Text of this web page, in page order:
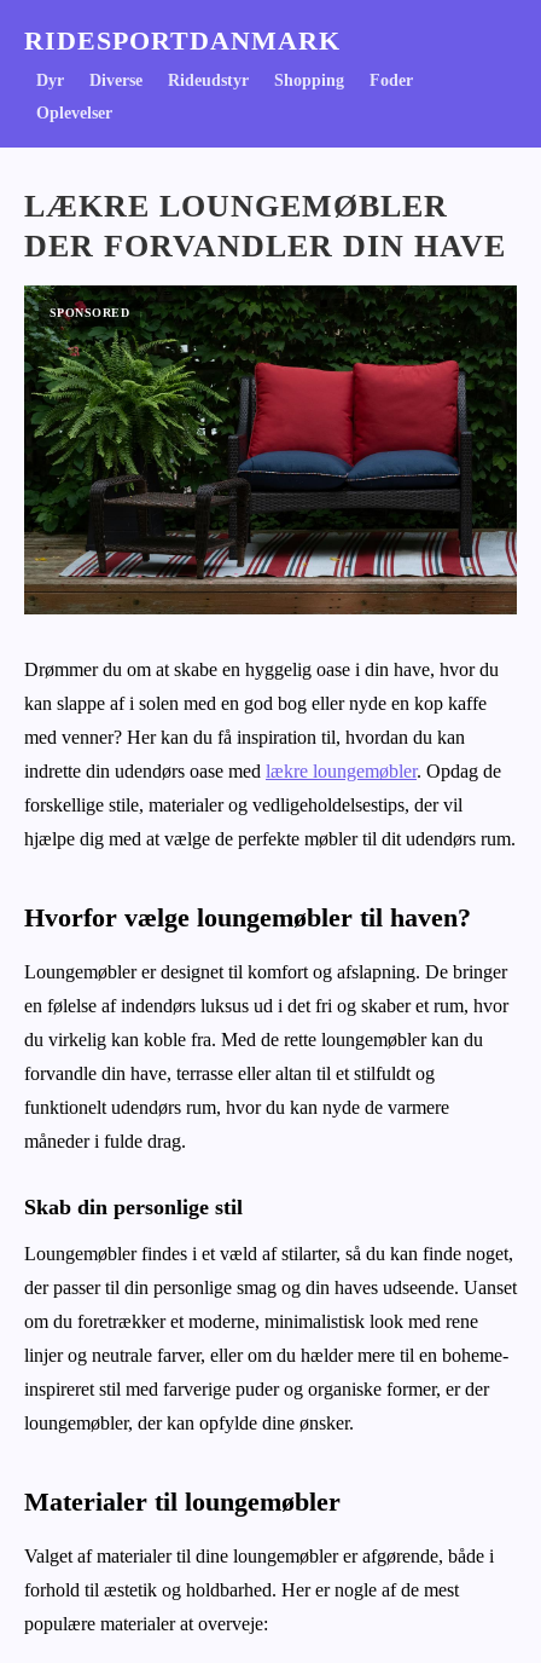
RIDESPORTDANMARK
Dyr Diverse Rideudstyr Shopping
Foder
Oplevelser
LÆKRE LOUNGEMØBLER
DER FORVANDLER DIN HAVE
Drømmer du om at skabe en hyggelig oase i din have, hvor du
kan slappe af i solen med en god bog eller nyde en kop kaffe
med venner? Her kan du få inspiration til, hvordan du kan
indrette din udendørs oase med lækre loungemøbler. Opdag de
forskellige stile, materialer og vedligeholdelsestips, der vil
hjælpe dig med at vælge de perfekte møbler til dit udendørs rum.
Hvorfor vælge loungemøbler til haven?
Loungemøbler er designet til komfort og afslapning. De bringer
en følelse af indendørs luksus ud i det fri og skaber et rum, hvor
du virkelig kan koble fra. Med de rette loungemøbler kan du
forvandle din have, terrasse eller altan til et stilfuldt og
funktionelt udendørs rum, hvor du kan nyde de varmere
måneder i fulde drag.
Skab din personlige stil
Loungemøbler findes i et væld af stilarter, så du kan finde noget,
der passer til din personlige smag og din haves udseende. Uanset
om du foretrækker et moderne, minimalistisk look med rene
linjer og neutrale farver, eller om du hælder mere til en boheme-
inspireret stil med farverige puder og organiske former, er der
loungemøbler, der kan opfylde dine ønsker.
Materialer til loungemøbler
Valget af materialer til dine loungemøbler er afgørende, både i
forhold til æstetik og holdbarhed. Her er nogle af de mest
populære materialer at overveje: